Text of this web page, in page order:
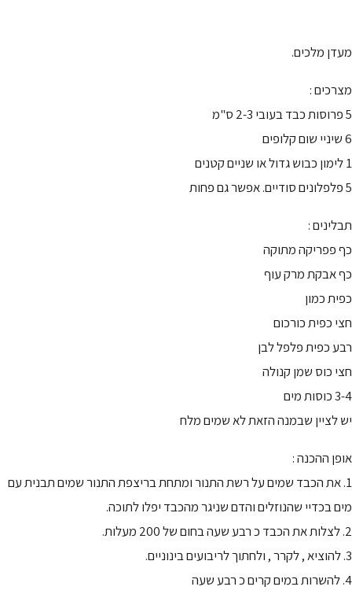
מעדן מלכים.
מצרכים :
5 פרוסות כבד בעובי 2-3 ס"מ
6 שיניי שום קלופים
1 לימון כבוש גדול או שניים קטנים
5 פלפלונים סודיים. אפשר גם פחות
תבלינים :
כף פפריקה מתוקה
כף אבקת מרק עוף
כפית כמון
חצי כפית כורכום
רבע כפית פלפל לבן
חצי כוס שמן קנולה
3-4 כוסות מים
יש לציין שבמנה הזאת לא שמים מלח
אופן ההכנה :
1. את הכבד שמים על רשת התנור ומתחת בריצפת התנור שמים תבנית עם
מים בכדיי שהנוזלים והדם שניגר מהכבד יפלו לתוכה.
2. לצלות את הכבד כ רבע שעה בחום של 200 מעלות.
3. להוציא , לקרר , ולחתוך לריבועים בינוניים.
4. להשרות במים קרים כ רבע שעה